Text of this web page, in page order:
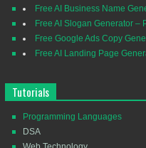
Free AI Business Name
Free AI Slogan Generator –
Free Google Ads Copy
Free AI Landing Page
Tutorials
Programming Languages
DSA